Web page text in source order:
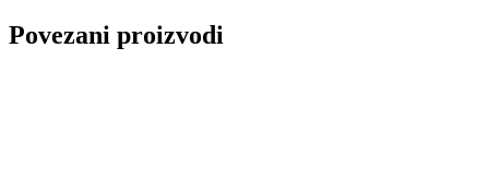
Povezani proizvodi